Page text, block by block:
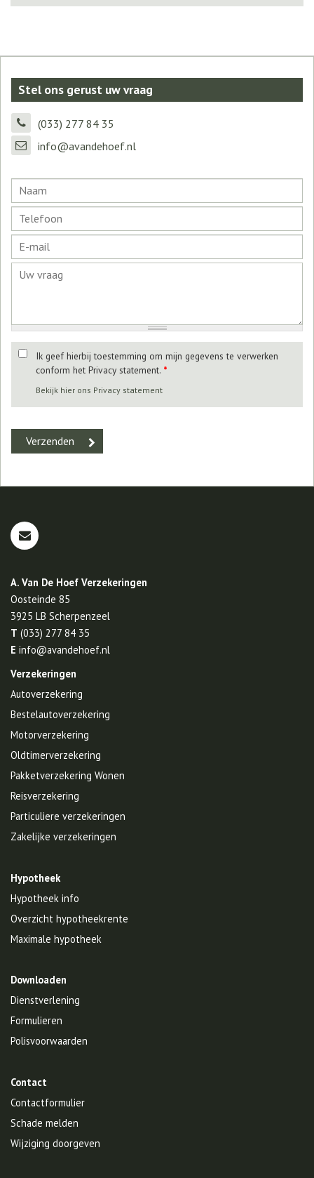
Stel ons gerust uw vraag
(033) 277 84 35
info@avandehoef.nl
Ik geef hierbij toestemming om mijn gegevens te verwerken
conform het Privacy statement. *
Bekijk hier ons Privacy statement
A. Van De Hoef Verzekeringen
Oosteinde 85
3925 LB Scherpenzeel
T (033) 277 84 35
E info@avandehoef.nl
Verzekeringen
Autoverzekering
Bestelautoverzekering
Motorverzekering
Oldtimerverzekering
Pakketverzekering Wonen
Reisverzekering
Particuliere verzekeringen
Zakelijke verzekeringen
Hypotheek
Hypotheek info
Overzicht hypotheekrente
Maximale hypotheek
Downloaden
Dienstverlening
Formulieren
Polisvoorwaarden
Contact
Contactformulier
Schade melden
Wijziging doorgeven